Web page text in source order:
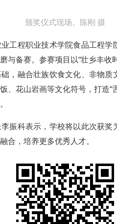
颁奖仪式现场。陈刚 摄
程职业技术学院食品工程学
与备赛。参赛项目以“壮乡丰收
，融合壮族饮食文化、非物质
、花山岩画等文化符号，打造“
科表示，学校将以此次获奖
合，培养更多优秀人才。